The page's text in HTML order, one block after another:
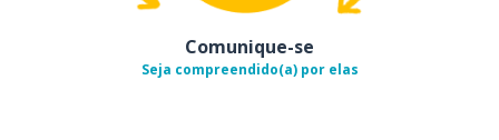
Comunique-se
Seja compreendido(a) por elas